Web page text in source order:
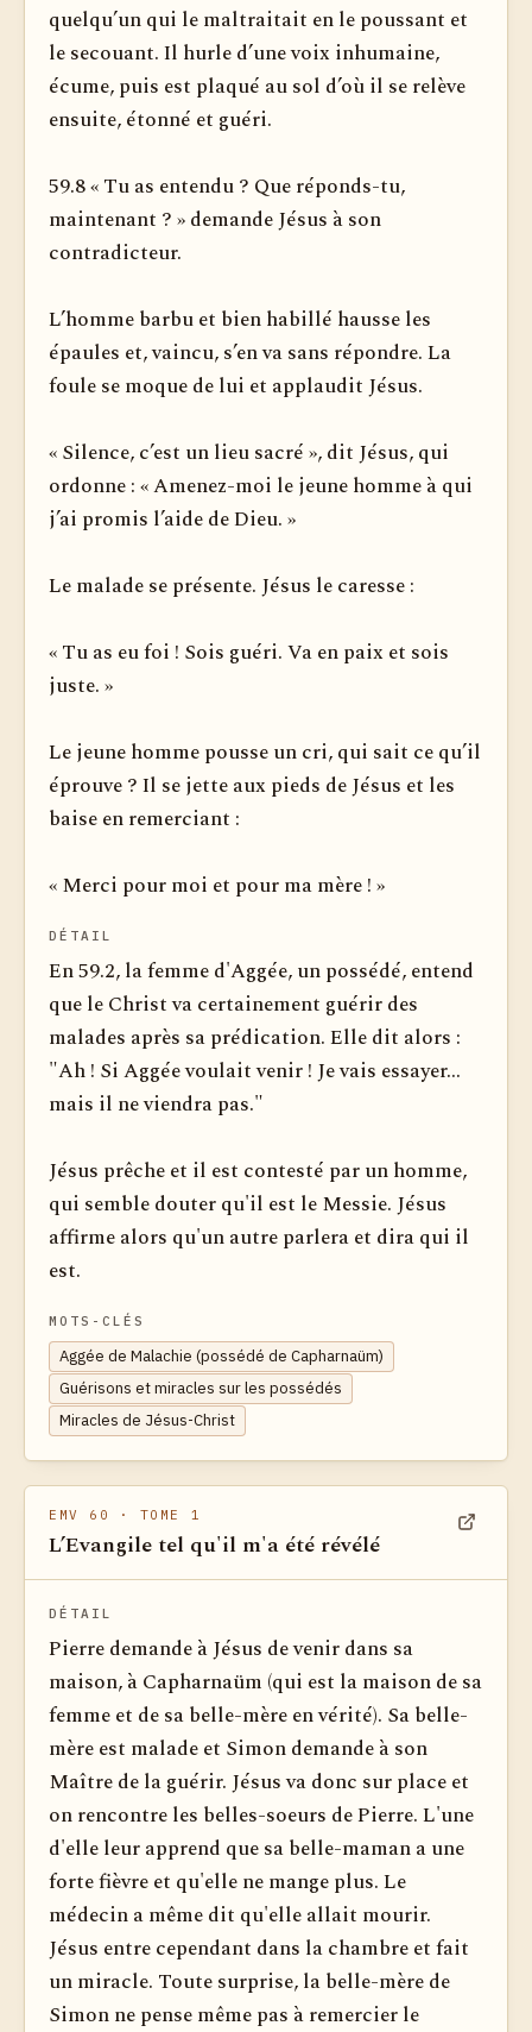
quelqu’un qui le maltraitait en le poussant et
le secouant. Il hurle d’une voix inhumaine,
écume, puis est plaqué au sol d’où il se relève
ensuite, étonné et guéri.
59.8 « Tu as entendu ? Que réponds-tu,
maintenant ? » demande Jésus à son
contradicteur.
L’homme barbu et bien habillé hausse les
épaules et, vaincu, s’en va sans répondre. La
foule se moque de lui et applaudit Jésus.
« Silence, c’est un lieu sacré », dit Jésus, qui
ordonne : « Amenez-moi le jeune homme à qui
j’ai promis l’aide de Dieu. »
Le malade se présente. Jésus le caresse :
« Tu as eu foi ! Sois guéri. Va en paix et sois
juste. »
Le jeune homme pousse un cri, qui sait ce qu’il
éprouve ? Il se jette aux pieds de Jésus et les
baise en remerciant :
« Merci pour moi et pour ma mère ! »
DÉTAIL
En 59.2, la femme d'Aggée, un possédé, entend
que le Christ va certainement guérir des
malades après sa prédication. Elle dit alors :
"Ah ! Si Aggée voulait venir ! Je vais essayer...
mais il ne viendra pas."
Jésus prêche et il est contesté par un homme,
qui semble douter qu'il est le Messie. Jésus
affirme alors qu'un autre parlera et dira qui il
est.
MOTS-CLÉS
Aggée de Malachie (possédé de Capharnaüm)
Guérisons et miracles sur les possédés
Miracles de Jésus-Christ
EMV 60 · TOME 1
L’Evangile tel qu'il m'a été révélé
DÉTAIL
Pierre demande à Jésus de venir dans sa
maison, à Capharnaüm (qui est la maison de sa
femme et de sa belle-mère en vérité). Sa belle-
mère est malade et Simon demande à son
Maître de la guérir. Jésus va donc sur place et
on rencontre les belles-soeurs de Pierre. L'une
d'elle leur apprend que sa belle-maman a une
forte fièvre et qu'elle ne mange plus. Le
médecin a même dit qu'elle allait mourir.
Jésus entre cependant dans la chambre et fait
un miracle. Toute surprise, la belle-mère de
Simon ne pense même pas à remercier le